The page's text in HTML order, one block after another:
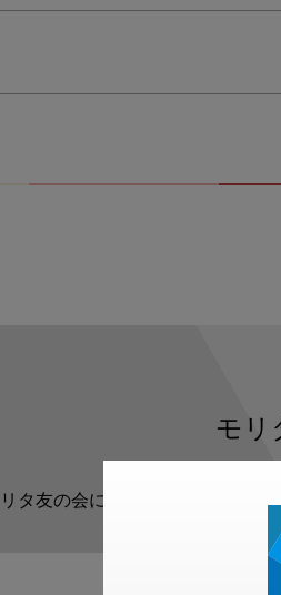
モリ
タ友の会に登録いただくと、デ